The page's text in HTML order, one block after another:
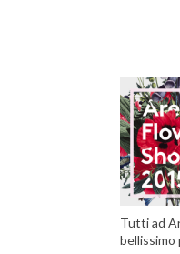
Tutti ad
bellissimo